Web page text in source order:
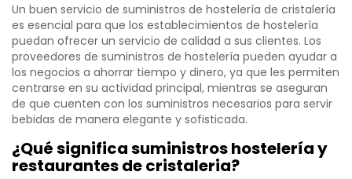
Un buen servicio de suministros de hostelería de cristalería
es esencial para que los establecimientos de hostelería
puedan ofrecer un servicio de calidad a sus clientes. Los
proveedores de suministros de hostelería pueden ayudar a
los negocios a ahorrar tiempo y dinero, ya que les permiten
centrarse en su actividad principal, mientras se aseguran
de que cuenten con los suministros necesarios para servir
bebidas de manera elegante y sofisticada.
¿Qué significa suministros hostelería y
restaurantes de cristaleria?